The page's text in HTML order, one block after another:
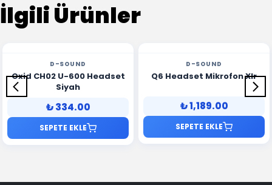
İlgili Ürünler
D-SOUND
Oxid CH02 U-600 Headset
Siyah
₺ 334.00
SEPETE EKLE
D-SOUND
Q6 Headset Mikrofon Xlr
₺ 1,189.00
SEPETE EKLE